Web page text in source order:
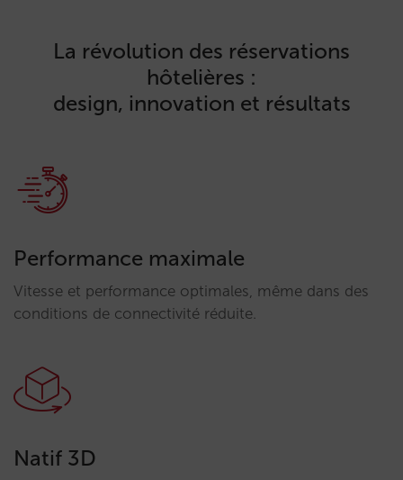
La révolution des réservations
hôtelières :
design, innovation et résultats
Performance maximale
Vitesse et performance optimales, même dans des
conditions de connectivité réduite.
Natif 3D